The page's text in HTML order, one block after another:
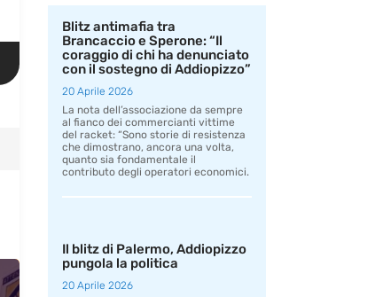
Blitz antimafia tra
Brancaccio e Sperone: “Il
coraggio di chi ha denunciato
con il sostegno di Addiopizzo”
20 Aprile 2026
La nota dell’associazione da sempre
al fianco dei commercianti vittime
del racket: “Sono storie di resistenza
che dimostrano, ancora una volta,
quanto sia fondamentale il
contributo degli operatori economici.
Il blitz di Palermo, Addiopizzo
pungola la politica
20 Aprile 2026